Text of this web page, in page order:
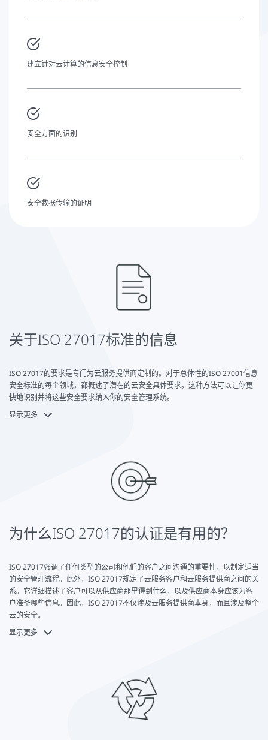
建立针对云计算的信息安全控制
安全方面的识别
安全数据传输的证明
关于ISO 27017标准的信息
ISO 27017的要求是专门为云服务提供商定制的。对于总体性的ISO 27001信息
安全标准的每个领域，都概述了潜在的云安全具体要求。这种方法可以让你更
快地识别并将这些安全要求纳入你的安全管理系统。
ISO 27017是基于著名的ISO 27001信息安全管理系统标准，并增加了云计算的
- 信息技术 - 安全技术 - 基于ISO/IEC 27002的云服务信息
2 规范性参考文献
4 云计算领域特有的概念
5 信息安全指南
6 信息安全的组织
7 人员安全
显示更多
为什么ISO 27017的认证是有用的？
ISO 27017强调了任何类型的公司和他们的客户之间沟通的重要性，以制定适当
的安全管理流程。此外，ISO 27017规定了云服务客户和云服务提供商之间的关
系。它详细描述了客户可以从供应商那里得到什么，以及供应商本身应该为客
户准备哪些信息。因此，ISO 27017不仅涉及云服务提供商本身，而且涉及整个
云的安全。
如果满足了该标准的要求，供应商和客户就可以认为，与信息安全有关的所有
显示更多